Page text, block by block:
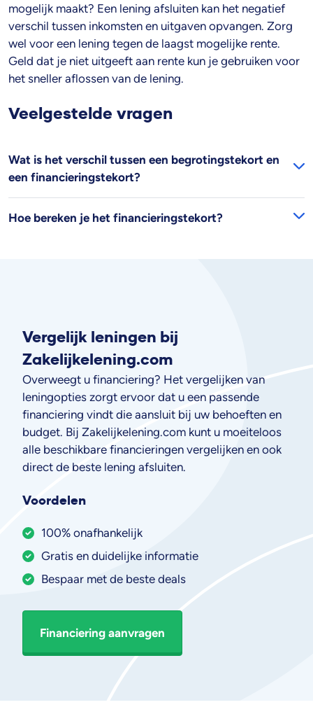
mogelijk maakt? Een lening afsluiten kan het negatief
verschil tussen inkomsten en uitgaven opvangen. Zorg
wel voor een lening tegen de laagst mogelijke rente.
Geld dat je niet uitgeeft aan rente kun je gebruiken voor
het sneller aflossen van de lening.
Veelgestelde vragen
Wat is het verschil tussen een begrotingstekort en
een financieringstekort?
Hoe bereken je het financieringstekort?
Vergelijk leningen bij
Zakelijkelening.com
Overweegt u financiering? Het vergelijken van
leningopties zorgt ervoor dat u een passende
financiering vindt die aansluit bij uw behoeften en
budget. Bij Zakelijkelening.com kunt u moeiteloos
alle beschikbare financieringen vergelijken en ook
direct de beste lening afsluiten.
Voordelen
100% onafhankelijk
Gratis en duidelijke informatie
Bespaar met de beste deals
Financiering aanvragen